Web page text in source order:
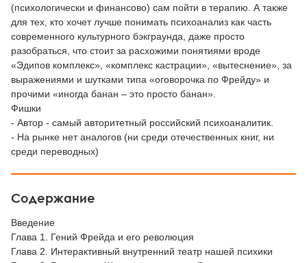
(психологически и финансово) сам пойти в терапию. А также
для тех, кто хочет лучше понимать психоанализ как часть
современного культурного бэкграунда, даже просто
разобраться, что стоит за расхожими понятиями вроде
«Эдипов комплекс», «комплекс кастрации», «вытеснение», за
выражениями и шутками типа «оговорочка по Фрейду» и
прочими «иногда банан – это просто банан».
Фишки
- Автор - самый авторитетный российский психоаналитик.
- На рынке нет аналогов (ни среди отечественных книг, ни
среди переводных)
Содержание
Введение
Глава 1. Гений Фрейда и его революция
Глава 2. Интерактивный внутренний театр нашей психики